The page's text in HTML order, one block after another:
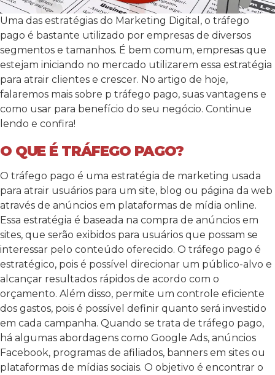
Uma das estratégias do Marketing Digital, o tráfego
pago é bastante utilizado por empresas de diversos
segmentos e tamanhos. É bem comum, empresas que
estejam iniciando no mercado utilizarem essa estratégia
para atrair clientes e crescer. No artigo de hoje,
falaremos mais sobre p tráfego pago, suas vantagens e
como usar para benefício do seu negócio. Continue
lendo e confira!
O QUE É TRÁFEGO PAGO?
O tráfego pago é uma estratégia de marketing usada
para atrair usuários para um site, blog ou página da web
através de anúncios em plataformas de mídia online.
Essa estratégia é baseada na compra de anúncios em
sites, que serão exibidos para usuários que possam se
interessar pelo conteúdo oferecido. O tráfego pago é
estratégico, pois é possível direcionar um público-alvo e
alcançar resultados rápidos de acordo com o
orçamento. Além disso, permite um controle eficiente
dos gastos, pois é possível definir quanto será investido
em cada campanha. Quando se trata de tráfego pago,
há algumas abordagens como Google Ads, anúncios
Facebook, programas de afiliados, banners em sites ou
plataformas de mídias sociais. O objetivo é encontrar o